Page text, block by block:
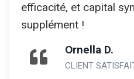
efficacité, et capital
supplément !
Ornella D.
CLIENT